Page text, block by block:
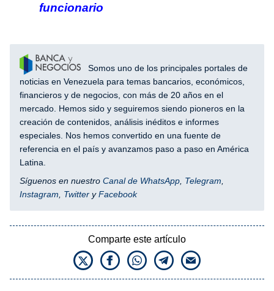
funcionario
Somos uno de los principales portales de
noticias en Venezuela para temas bancarios, económicos,
financieros y de negocios, con más de 20 años en el
mercado. Hemos sido y seguiremos siendo pioneros en la
creación de contenidos, análisis inéditos e informes
especiales. Nos hemos convertido en una fuente de
referencia en el país y avanzamos paso a paso en América
Latina.
Síguenos en nuestro Canal de WhatsApp Telegram
Instagram
Twitter yFacebook
Comparte este artículo